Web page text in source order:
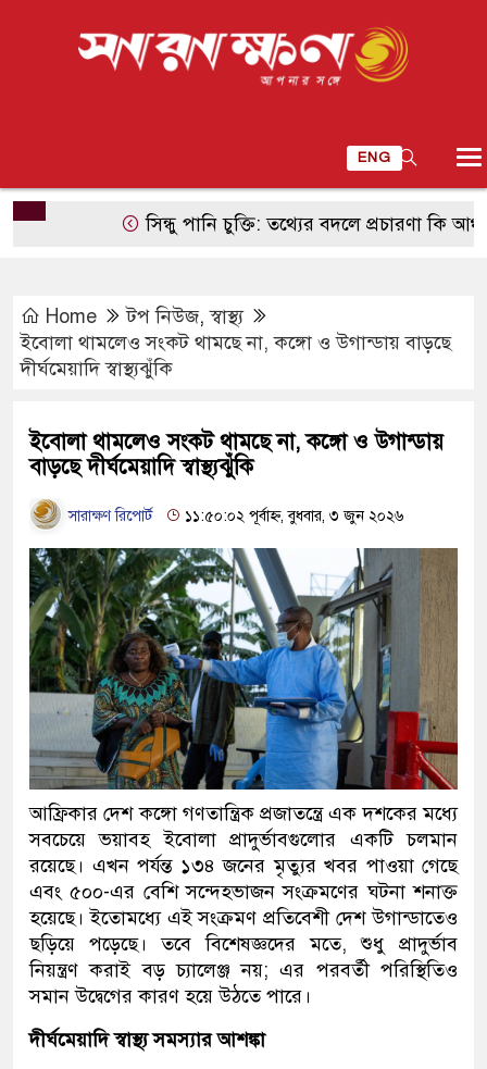
ENG
সিন্ধু পানি চুক্তি: তথ্যের বদলে প্রচারণা কি আঞ্চলিক
Home টপ নিউজ,স্বাস্থ্য
ইবোলা থামলেও সংকট থামছে না, কঙ্গো ও উগান্ডায় বাড়ছে
দীর্ঘমেয়াদি স্বাস্থ্যঝুঁকি
ইবোলা থামলেও সংকট থামছে না, কঙ্গো ও উগান্ডায়
বাড়ছে দীর্ঘমেয়াদি স্বাস্থ্যঝুঁকি
সারাক্ষণ রিপোর্ট ১১:৫০:০২ পূর্বাহ্ন, বুধবার, ৩ জুন ২০২৬
আফ্রিকার দেশ কঙ্গো গণতান্ত্রিক প্রজাতন্ত্রে এক দশকের মধ্যে
সবচেয়ে ভয়াবহ ইবোলা প্রাদুর্ভাবগুলোর একটি চলমান
রয়েছে। এখন পর্যন্ত ১৩৪ জনের মৃত্যুর খবর পাওয়া গেছে
এবং ৫০০-এর বেশি সন্দেহভাজন সংক্রমণের ঘটনা শনাক্ত
হয়েছে। ইতোমধ্যে এই সংক্রমণ প্রতিবেশী দেশ উগান্ডাতেও
ছড়িয়ে পড়েছে। তবে বিশেষজ্ঞদের মতে, শুধু প্রাদুর্ভাব
নিয়ন্ত্রণ করাই বড় চ্যালেঞ্জ নয়; এর পরবর্তী পরিস্থিতিও
সমান উদ্বেগের কারণ হয়ে উঠতে পারে।
দীর্ঘমেয়াদি স্বাস্থ্য সমস্যার আশঙ্কা